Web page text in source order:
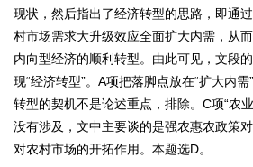
现状，然后指出了经济转型的思路，即通
村市场需求大升级效应全面扩大内需，从
内向型经济的顺利转型。由此可见，文段
现“经济转型”。A项把落脚点放在“扩大内
转型的契机不是论述重点，排除。C项“农
没有涉及，文中主要谈的是强农惠农政策
对农村市场的开拓作用。本题选D。